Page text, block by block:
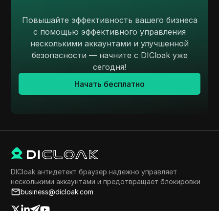
Повышайте эффективность вашего бизнеса
с помощью эффективного управления
несколькими аккаунтами и улучшенной
безопасности — начните с DICloak уже
сегодня!
Начать бесплатно
DICloak антидетект браузер надежно управляет
несколькими аккаунтами и предотвращает блокировки
business@dicloak.com